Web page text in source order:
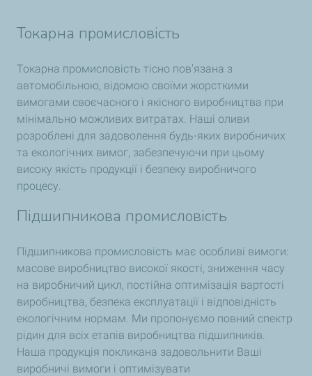
Токарна промисловість
Токарна промисловість тісно пов'язана з
автомобільною, відомою своїми жорсткими
вимогами своєчасного і якісного виробництва при
мінімально можливих витратах. Наші оливи
розроблені для задоволення будь-яких виробничих
та екологічних вимог, забезпечуючи при цьому
високу якість продукції і безпеку виробничого
процесу.
Підшипникова промисловість
Підшипникова промисловість має особливі вимоги:
масове виробництво високої якості, зниження часу
на виробничий цикл, постійна оптимізація вартості
виробництва, безпека експлуатації і відповідність
екологічним нормам. Ми пропонуємо повний спектр
рідин для всіх етапів виробництва підшипників.
Наша продукція покликана задовольнити Ваші
виробничі вимоги і оптимізувати